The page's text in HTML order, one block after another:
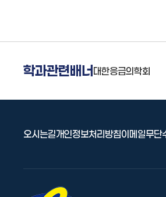
학과관련배너
급구조사협회 대한응급의학회
오시는길개인정보처리방침이메일무단